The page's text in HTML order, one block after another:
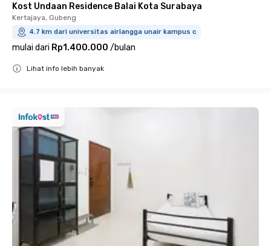
Kost Undaan Residence Balai Kota Surabaya
Kertajaya, Gubeng
4.7 km dari universitas airlangga unair kampus c
mulai dari Rp1.400.000 /bulan
Lihat info lebih banyak